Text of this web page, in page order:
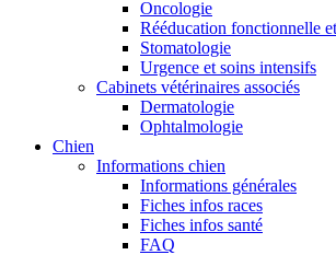
Oncologie
Rééducation fonctionnelle
Stomatologie
Urgence et soins intensifs
Cabinets vétérinaires associés
Dermatologie
Ophtalmologie
Chien
Informations chien
Informations générales
Fiches infos races
Fiches infos santé
FAQ